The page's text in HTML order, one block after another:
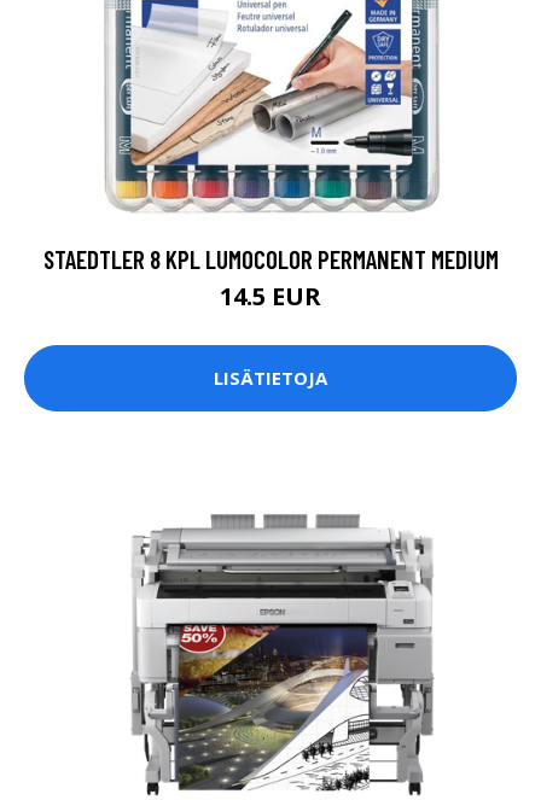
STAEDTLER 8 KPL LUMOCOLOR PERMANENT MEDIUM
14.5 EUR
LISÄTIETOJA